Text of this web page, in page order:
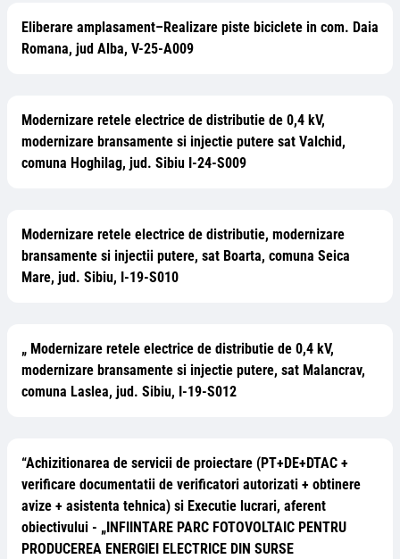
Eliberare amplasament–Realizare piste biciclete in com. Daia
Romana, jud Alba, V-25-A009
Modernizare retele electrice de distributie de 0,4 kV,
modernizare bransamente si injectie putere sat Valchid,
comuna Hoghilag, jud. Sibiu I-24-S009
Modernizare retele electrice de distributie, modernizare
bransamente si injectii putere, sat Boarta, comuna Seica
Mare, jud. Sibiu, I-19-S010
„ Modernizare retele electrice de distributie de 0,4 kV,
modernizare bransamente si injectie putere, sat Malancrav,
comuna Laslea, jud. Sibiu, I-19-S012
“Achizitionarea de servicii de proiectare (PT+DE+DTAC +
verificare documentatii de verificatori autorizati + obtinere
avize + asistenta tehnica) si Executie lucrari, aferent
obiectivului - „INFIINTARE PARC FOTOVOLTAIC PENTRU
PRODUCEREA ENERGIEI ELECTRICE DIN SURSE